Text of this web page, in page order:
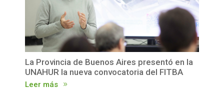
La Provincia de Buenos Aires presentó en la
UNAHUR la nueva convocatoria del FITBA
Leer más